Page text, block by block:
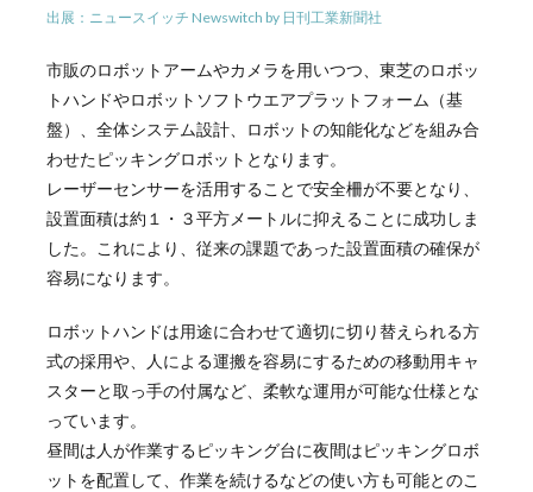
出展：ニュースイッチ Newswitch by 日刊工業新聞社
市販のロボットアームやカメラを用いつつ、東芝のロボッ
トハンドやロボットソフトウエアプラットフォーム（基
盤）、全体システム設計、ロボットの知能化などを組み合
わせたピッキングロボットとなります。
レーザーセンサーを活用することで安全柵が不要となり、
設置面積は約１・３平方メートルに抑えることに成功しま
した。これにより、従来の課題であった設置面積の確保が
容易になります。
ロボットハンドは用途に合わせて適切に切り替えられる方
式の採用や、人による運搬を容易にするための移動用キャ
スターと取っ手の付属など、柔軟な運用が可能な仕様とな
っています。
昼間は人が作業するピッキング台に夜間はピッキングロボ
ットを配置して、作業を続けるなどの使い方も可能とのこ